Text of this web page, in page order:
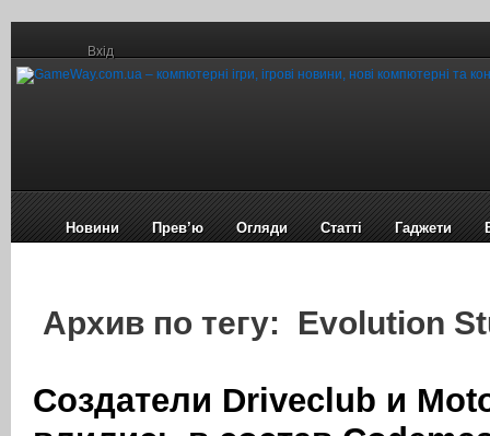
Вхід
Новини Прев’ю Огляди Статті Гаджети
Архив по тегу: Evolution
Создатели Driveclub и